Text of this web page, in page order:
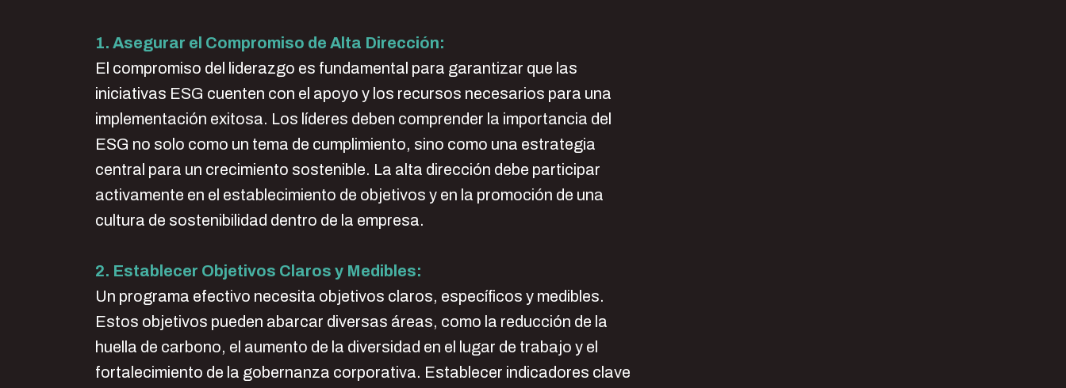
1. Asegurar el Compromiso de Alta Dirección:
El compromiso del liderazgo es fundamental para garantizar que las
iniciativas ESG cuenten con el apoyo y los recursos necesarios para una
implementación exitosa. Los líderes deben comprender la importancia del
ESG no solo como un tema de cumplimiento, sino como una estrategia
central para un crecimiento sostenible. La alta dirección debe participar
activamente en el establecimiento de objetivos y en la promoción de una
cultura de sostenibilidad dentro de la empresa.
2. Establecer Objetivos Claros y Medibles:
Un programa efectivo necesita objetivos claros, específicos y medibles.
Estos objetivos pueden abarcar diversas áreas, como la reducción de la
huella de carbono, el aumento de la diversidad en el lugar de trabajo y el
fortalecimiento de la gobernanza corporativa. Establecer indicadores clave